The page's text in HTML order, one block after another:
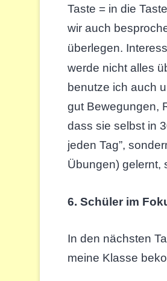
Taste = in die
wir auch
überlegen.
werde nicht alles
benutze ich auch
gut Bewegungen,
dass sie selbst in
jeden Tag”,
Übungen) gelernt,
6. Schüler im
In den nächsten
meine Klasse